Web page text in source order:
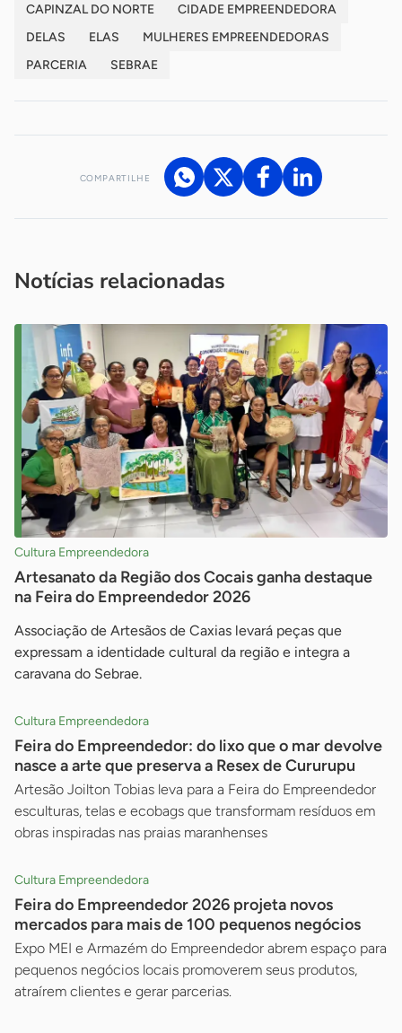
CAPINZAL DO NORTE
CIDADE EMPREENDEDORA
DELAS
ELAS
MULHERES EMPREENDEDORAS
PARCERIA
SEBRAE
COMPARTILHE
Notícias relacionadas
Cultura Empreendedora
Artesanato da Região dos Cocais ganha destaque
na Feira do Empreendedor 2026
Associação de Artesãos de Caxias levará peças que
expressam a identidade cultural da região e integra a
caravana do Sebrae.
Cultura Empreendedora
Feira do Empreendedor: do lixo que o mar devolve
nasce a arte que preserva a Resex de Cururupu
Artesão Joilton Tobias leva para a Feira do Empreendedor
esculturas, telas e ecobags que transformam resíduos em
obras inspiradas nas praias maranhenses
Cultura Empreendedora
Feira do Empreendedor 2026 projeta novos
mercados para mais de 100 pequenos negócios
Expo MEI e Armazém do Empreendedor abrem espaço para
pequenos negócios locais promoverem seus produtos,
atraírem clientes e gerar parcerias.